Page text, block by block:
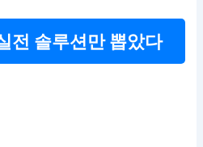
전 솔루션만 뽑았다